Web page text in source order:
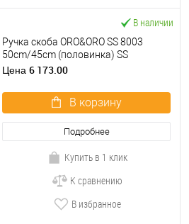
В наличии
Ручка скоба ORO&ORO SS 8003
50cm/45cm (половинка) SS
нержавеющая сталь
Цена 6 173.00
В корзину
Подробнее
Купить в 1 клик
К сравнению
В избранное